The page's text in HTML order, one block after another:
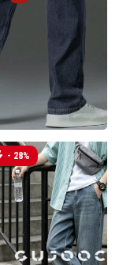
- 28%